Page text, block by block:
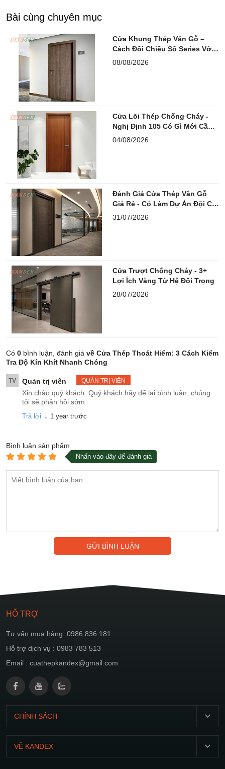
Bài cùng chuyên mục
Cửa Khung Thép Vân Gỗ –
Cách Đối Chiếu Số Series Với
Hồ Sơ PCCC
08/08/2026
Cửa Lõi Thép Chống Cháy -
Nghị Định 105 Có Gì Mới Cần
Lưu Ý?
04/08/2026
Đánh Giá Cửa Thép Vân Gỗ
Giá Rẻ - Có Làm Dự Án Đội Chi
Phí?
31/07/2026
Cửa Trượt Chống Cháy - 3+
Lợi Ích Vàng Từ Hệ Đối Trọng
28/07/2026
Có 0 bình luận, đánh giá về Cửa Thép Thoát Hiểm: 3 Cách Kiểm
Tra Độ Kín Khít Nhanh Chóng
TV Quản trị viên QUẢN TRỊ VIÊN
Xin chào quý khách. Quý khách hãy để lại bình luận, chúng
tôi sẽ phản hồi sớm
Trả lời . 1 year trước
Bình luận sản phẩm
Nhấn vào đây để đánh giá
GỬI BÌNH LUẬN
HỖ TRỢ
Tư vấn mua hàng: 0986 836 181
Hỗ trợ dịch vụ : 0983 783 513
Email : cuathepkandex@gmail.com
CHÍNH SÁCH
CN:
07:00
VỀ KANDEX